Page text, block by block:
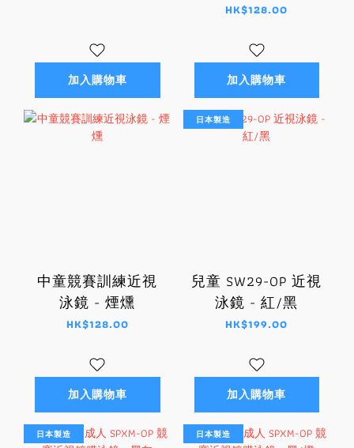
加入購物車
HK$128.00
加入購物車
中童競賽訓練近視
泳鏡 - 煙燻
HK$128.00
加入購物車
日本製造
兒童 SW29-OP 近視
泳鏡 - 紅/黑
HK$199.00
加入購物車
日本製造 日本製造